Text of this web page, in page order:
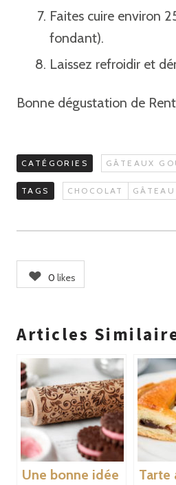
Faites cuire environ
fondant).
Laissez refroidir et
Bonne dégustation de
CATÉGORIES GÂTEAUX
TAGS CHOCOLAT
0 likes
Articles
Une bonne idée
Tarte